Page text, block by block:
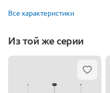
Все характеристики
Из той же серии